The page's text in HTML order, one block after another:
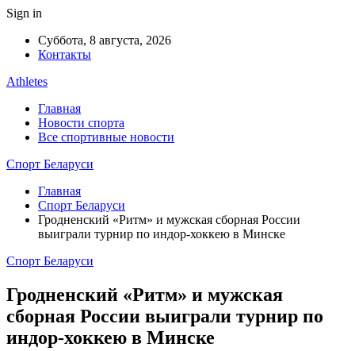
Sign in
Суббота, 8 августа, 2026
Контакты
Athletes
Главная
Новости спорта
Все спортивные новости
Спорт Беларуси
Главная
Спорт Беларуси
Гродненский «Ритм» и мужская сборная России
выиграли турнир по индор-хоккею в Минске
Спорт Беларуси
Гродненский «Ритм» и мужская
сборная России выиграли турнир по
индор-хоккею в Минске